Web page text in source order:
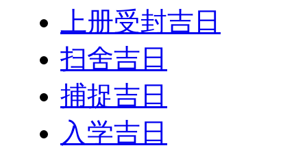
上册受封吉日
扫舍吉日
捕捉吉日
入学吉日